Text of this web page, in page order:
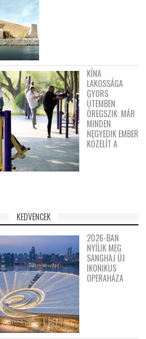
KÍNA
LAKOSSÁGA
GYORS
ÜTEMBEN
ÖREGSZIK: MÁR
MINDEN
NEGYEDIK EMBER
KÖZELÍT A
KEDVENCEK
2026-BAN
NYÍLIK MEG
SANGHAJ ÚJ
IKONIKUS
OPERAHÁZA